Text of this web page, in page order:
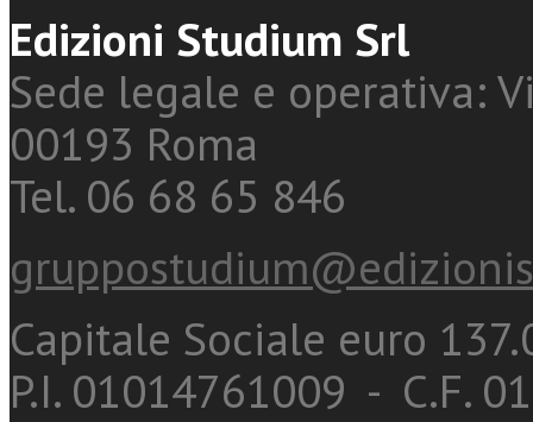
Edizioni Studium Srl
Sede legale e operativa:
00193 Roma
Tel. 06 68 65 846
Capitale Sociale euro
P.I. 01014761009 - C.F.